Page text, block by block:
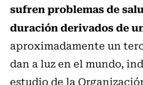
sufren problemas de
duración derivados de
aproximadamente un
dan a luz en el mundo,
estudio de la